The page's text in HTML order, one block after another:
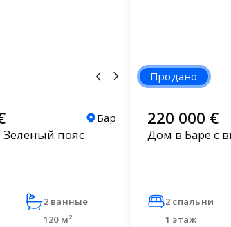
Бар
пояс
2 ванные
120 м²
Продано
220 000 €
Дом в Баре с
2 спальни
1 этаж